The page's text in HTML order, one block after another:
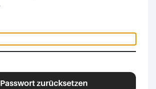
Passwort zurücksetzen